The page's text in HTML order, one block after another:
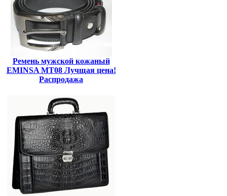
Ремень мужской кожаный
EMINSA MT08 Лучщая цена!
Распродажа